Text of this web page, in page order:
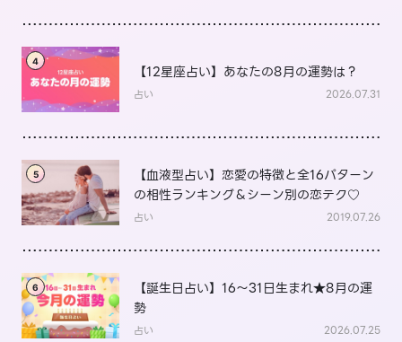
4
【12星座占い】あなたの8月の運勢は？
占い 2026.07.31
5
【血液型占い】恋愛の特徴と全16パターン
の相性ランキング＆シーン別の恋テク♡
占い 2019.07.26
6
【誕生日占い】16～31日生まれ★8月の運
勢
占い 2026.07.25